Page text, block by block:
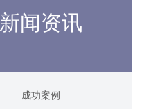
新闻资讯
成功案例